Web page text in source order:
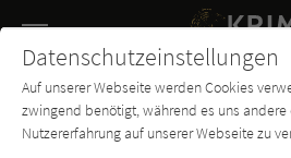
SUCHE
Buch-
Entdecker
Datenschutzeinstellungen
Auf unserer Webseite werden Cookies
zwingend benötigt, während es uns andere
Nutzererfahrung auf unserer Webseite zu